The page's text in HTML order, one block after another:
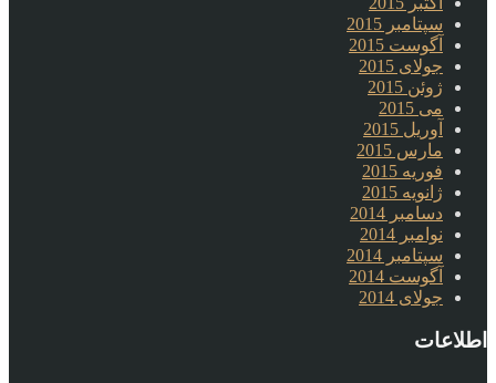
سپتامبر 2015
آگوست 2015
جولای 2015
ژوئن 2015
می 2015
آوریل 2015
مارس 2015
فوریه 2015
ژانویه 2015
دسامبر 2014
نوامبر 2014
سپتامبر 2014
آگوست 2014
جولای 2014
اطلاعات